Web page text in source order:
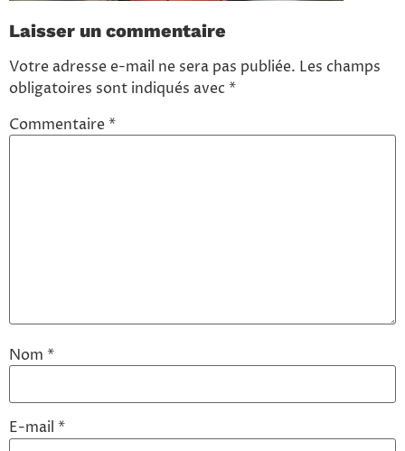
Laisser un commentaire
Votre adresse e-mail ne sera pas publiée. Les champs
obligatoires sont indiqués avec*
Commentaire*
Nom *
E-mail *